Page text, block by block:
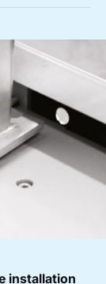
installation